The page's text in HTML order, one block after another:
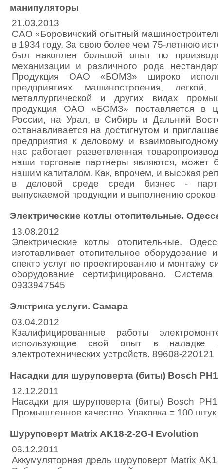
манипуляторы
21.03.2013
ОАО «Боровичский опытный
в 1934 году. За свою более чем 75-летнюю
был накоплен большой опыт по
механизации и различного рода
Продукция ОАО «БОМЗ» широко
предприятиях машиностроения,
металлургической и других видах
продукция ОАО «БОМЗ» поставляется в
России, на Урал, в Сибирь и Дальний
останавливается на достигнутом и
предприятия к деловому и
нас работает разветвленная
наши торговые партнеры являются,
нашим капиталом. Как, впрочем, и высокая
в деловой среде среди бизнес -
выпускаемой продукции и выполнению сроков
Электрические котлы отопительные.
13.08.2012
Электрические котлы отопительные.
изготавливает отопительное оборудование
спектр услуг по проектированию и монтажу
оборудование сертифицировано.
0933947545
Элктрика услуги. Самара
03.04.2012
Квалифицированные работы
использующие свой опыт в наладке
электротехнических устройств. 89608-220121
Насадки для шуруповерта (биты) Bosch
12.12.2011
Насадки для шуруповерта (биты) Bosch
Промышленное качество. Упаковка = 100 штук.
Шуруповерт Matrix AK18-2-2G-I Evolution
06.12.2011
Аккумуляторная дрель шуруповерт Matrix